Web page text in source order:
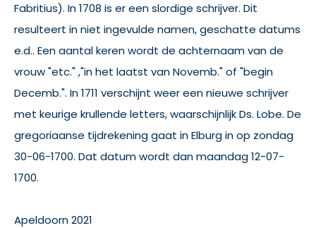
Fabritius). In 1708 is er een slordige schrijver. Dit
resulteert in niet ingevulde namen, geschatte datums
e.d.. Een aantal keren wordt de achternaam van de
vrouw "etc." ,"in het laatst van Novemb." of "begin
Decemb.". In 1711 verschijnt weer een nieuwe schrijver
met keurige krullende letters, waarschijnlijk Ds. Lobe. De
gregoriaanse tijdrekening gaat in Elburg in op zondag
30-06-1700. Dat datum wordt dan maandag 12-07-
1700.
Apeldoorn 2021